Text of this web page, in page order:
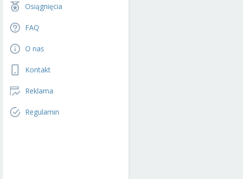
Osiągnięcia
FAQ
O nas
Kontakt
Reklama
Regulamin